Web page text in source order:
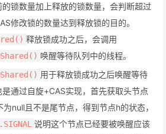
锁数量加上释放的锁数量，会判断超过
修改锁的数量达到释放锁的目的。
释放锁成功之后，会调用
唤醒等待队列中的线程。
用于释放锁成功之后唤醒等待
通过自旋+CAS实现，首先获取头节点
null且不是尾节点，得到节点h的状态，
说明这个节点已经要被唤醒应该